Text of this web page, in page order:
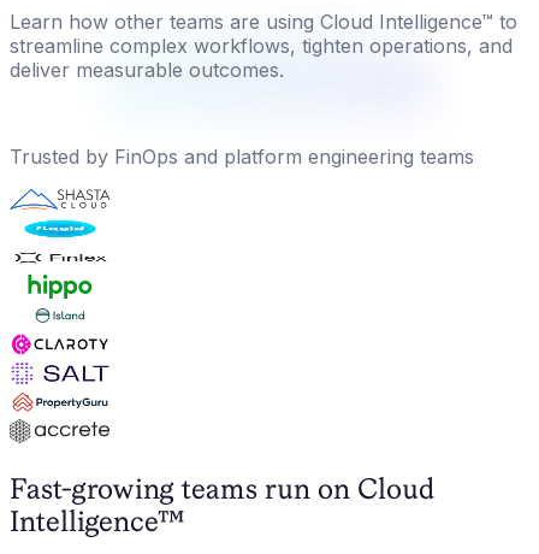
Learn how other teams are using Cloud Intelligence™ to
streamline complex workflows, tighten operations, and
deliver measurable outcomes.
Trusted by FinOps and platform engineering teams
Fast-growing teams run on Cloud
Intelligence™